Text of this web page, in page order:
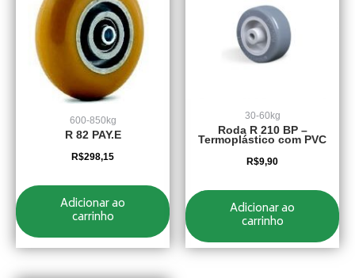
600-850kg
R 82 PAY.E
R$298,15
Adicionar ao
carrinho
30-60kg
Roda R 210 BP –
Termoplástico com PVC
R$9,90
Adicionar ao
carrinho